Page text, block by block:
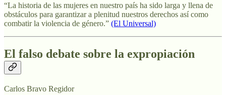
“La historia de las mujeres en nuestro país ha sido larga y llena de
obstáculos para garantizar a plenitud nuestros derechos así como
combatir la violencia de género.” (El Universal)
El falso debate sobre la expropiación
Carlos Bravo Regidor